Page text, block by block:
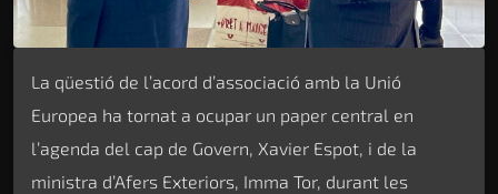
La qüestió de l’acord d’associació amb la Unió
Europea ha tornat a ocupar un paper central en
l’agenda del cap de Govern, Xavier Espot, i de la
ministra d’Afers Exteriors, Imma Tor, durant les